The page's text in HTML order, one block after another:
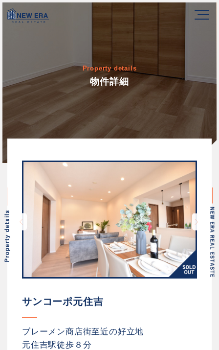
Property details
物件詳細
サンコーポ元住吉
ブレーメン商店街至近の好立地
元住吉駅徒歩８分